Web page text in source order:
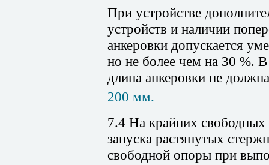
При устройстве
устройств и наличии
анкеровки допускается
но не более чем на 30 %.
длина анкеровки не
200 мм.
7.4 На крайних свободных
запуска растянутых
свободной опоры при